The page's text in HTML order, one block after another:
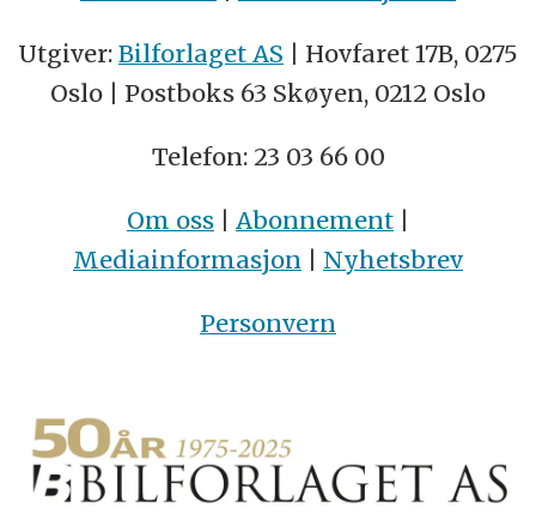
Utgiver: Bilforlaget AS | Hovfaret 17B, 0275
Oslo | Postboks 63 Skøyen, 0212 Oslo
Telefon: 23 03 66 00
Om oss | Abonnement |
Mediainformasjon | Nyhetsbrev
Personvern